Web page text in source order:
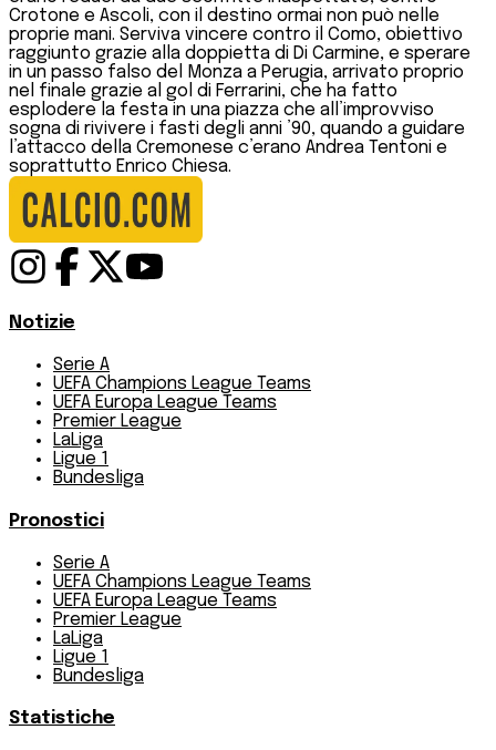
Crotone e Ascoli, con il destino ormai non può nelle
proprie mani. Serviva vincere contro il Como, obiettivo
raggiunto grazie alla doppietta di Di Carmine, e sperare
in un passo falso del Monza a Perugia, arrivato proprio
nel finale grazie al gol di Ferrarini, che ha fatto
esplodere la festa in una piazza che all’improvviso
sogna di rivivere i fasti degli anni ’90, quando a guidare
l’attacco della Cremonese c’erano Andrea Tentoni e
soprattutto Enrico Chiesa.
Notizie
Serie A
UEFA Champions League Teams
UEFA Europa League Teams
Premier League
LaLiga
Ligue 1
Bundesliga
Pronostici
Serie A
UEFA Champions League Teams
UEFA Europa League Teams
Premier League
LaLiga
Ligue 1
Bundesliga
Statistiche